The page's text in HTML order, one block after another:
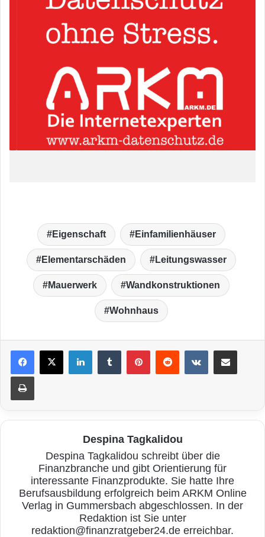
Eigenschaft Einfamilienhäuser
Elementarschäden Leitungswasser
Mauerwerk Wandkonstruktionen
Wohnhaus
LinkedIn VKontakte
Drucken
Despina Tagkalidou
Despina Tagkalidou schreibt über die
Finanzbranche und gibt Orientierung für
interessante Finanzprodukte. Sie hatte Ihre
Berufsausbildung erfolgreich beim ARKM Online
Verlag in Gummersbach abgeschlossen. In der
Redaktion ist Sie unter
redaktion@finanzratgeber24.de erreichbar.